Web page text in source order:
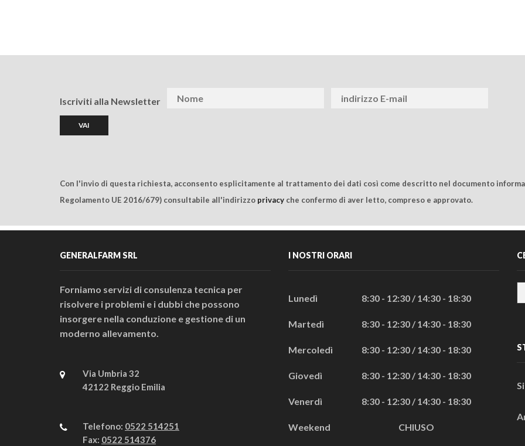
Iscriviti alla Newsletter
Con l'invio di questa richiesta, acconsento esplicitamente al trattamento dei dati così come descritto nel documento
Regolamento UE 2016/679) consultabile all'indirizzo privacy che confermo di aver letto, compreso e approvato.
GENERALFARM SRL
Forniamo servizi di consulenza tecnica per
risolvere i problemi e i dubbi che possono
insorgere nella conduzione e gestione di un
moderno allevamento.
Via Umbria 32
42122 Reggio Emilia
Telefono: 0522 514251
Fax: 0522 514376
I NOSTRI ORARI
Lunedì 8:30 - 12:30 / 14:30 - 18:30
Martedì 8:30 - 12:30 / 14:30 - 18:30
Mercoledì 8:30 - 12:30 / 14:30 - 18:30
Giovedì 8:30 - 12:30 / 14:30 - 18:30
Venerdì 8:30 - 12:30 / 14:30 - 18:30
Weekend CHIUSO